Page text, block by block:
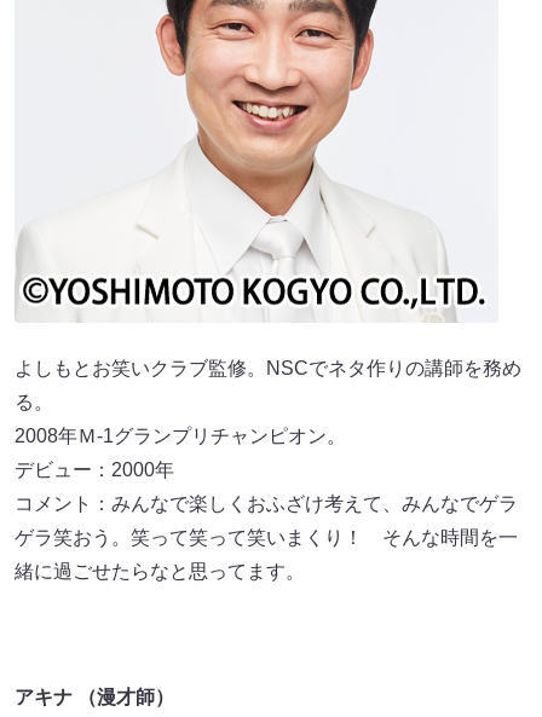
よしもとお笑いクラブ監修。NSCでネタ作りの講師を務め
る。
2008年Ｍ-1グランプリチャンピオン。
デビュー：2000年
コメント：みんなで楽しくおふざけ考えて、みんなでゲラ
ゲラ笑おう。笑って笑って笑いまくり！ そんな時間を一
緒に過ごせたらなと思ってます。
アキナ （漫才師）